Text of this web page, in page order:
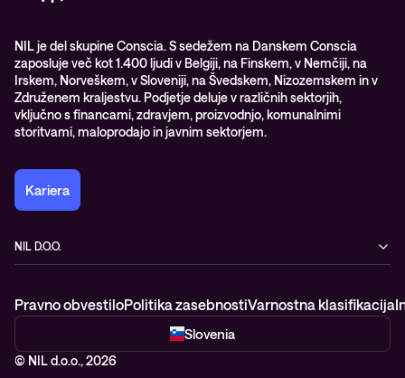
WORK@NIL
Študenti
Trajnost in družbena odgovornost
NIL je del skupine Conscia. S sedežem na Danskem Conscia
zaposluje več kot 1.400 ljudi v Belgiji, na Finskem, v Nemčiji, na
Irskem, Norveškem, v Sloveniji, na Švedskem, Nizozemskem in v
Združenem kraljestvu. Podjetje deluje v različnih sektorjih,
vključno s financami, zdravjem, proizvodnjo, komunalnimi
storitvami, maloprodajo in javnim sektorjem.
Kariera
NIL D.O.O.
Slovenija
© NIL d.o.o., 2026
Pravno obvestiloPolitika zasebnostiVarnostna klasifikacija
Slovenia